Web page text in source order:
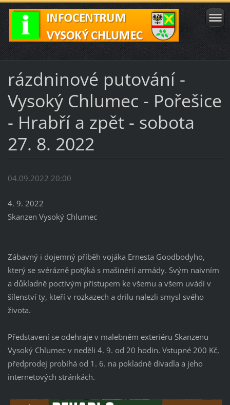
rázdninové putování -
Vysoký Chlumec - Pořešice
- Hrabří a zpět - sobota
27. 8. 2022
04.09.2022 20:00
4. 9. 2022
Skanzen Vysoký Chlumec
Zábavný i dojemný příběh vojáka Ernesta Goodbodyho,
který se svérázně potýká s mašinérií armády. Svým naivním
a důkladně poctivým přístupem ke všemu a všem uvádí v
šílenství ty, kteří v rozkazech a drilu nalezli smysl svého
života.
Představení se odehraje v malebném exteriéru Skanzenu
Vysoký Chlumec v neděli 4. 9. od 20 hodin. Vstupné 200 Kč,
předprodej probíhá od 1. 6. na pokladně divadla a jeho
internetových stránkách.